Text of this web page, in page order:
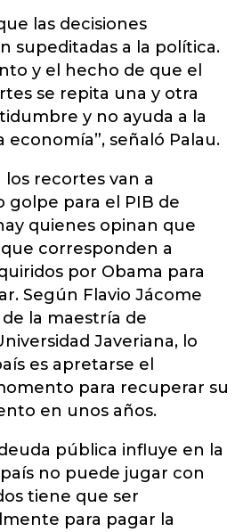
las decisiones
supeditadas a la política.
y el hecho de que el
se repita una y otra
y no ayuda a la
economía”, señaló Palau.
recortes van a
golpe para el PIB de
quienes opinan que
corresponden a
por Obama para
Según Flavio Jácome
la maestría de
Javeriana, lo
es apretarse el
para recuperar su
en unos años.
pública influye en la
no puede jugar con
tiene que ser
para pagar la